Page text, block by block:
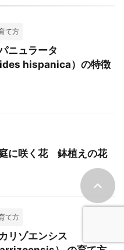
て方
ニュラータ
hispanica）の特徴
に咲く花 鉢植えの花
て方
リゾエンシス